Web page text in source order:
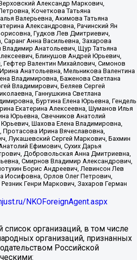
Александр Маркович,
Кочеткова Татьяна
Валерьевна, Акимова Татьяна
Александровна, Рачинский Ян
Гудков Лев Дмитриевич,
Анна Васильевна, Захарова
Владимир Анатольевич, Щур Татьяна
Блинушов Андрей Юрьевич,
Гефтер Валентин Михайлович, Симонов
Анатольевна, Мельникова Валентина
Владимировна, Баженова Светлана
Владимирович, Беляев Сергей
Ганнушкина Светлана
Буртина Елена Юрьевна, Гендель
Екатерина Алексеевна, Шуманов Илья
Юрьевна, Свечников Анатолий
Шахова Елена Владимировна,
Протасова Ирина Вячеславовна,
Лукашевский Сергей Маркович, Бахмин
Ефимович, Сухих Дарья
Добровольская Анна Дмитриевна,
Смирнов Владимир Александрович,
Борис Андреевич, Левинсон Лев
Иосифовна, Орлов Олег Петрович,
Генри Маркович, Захаров Герман
NKOForeignAgent.aspx
организаций, в том числе
организаций, признанных
Российской